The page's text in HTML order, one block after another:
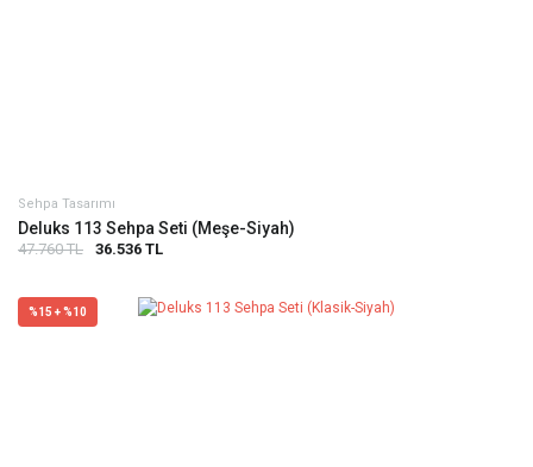
Sehpa Tasarımı
Deluks 113 Sehpa Seti (Meşe-Siyah)
47.760 TL 36.536 TL
%15 + %10